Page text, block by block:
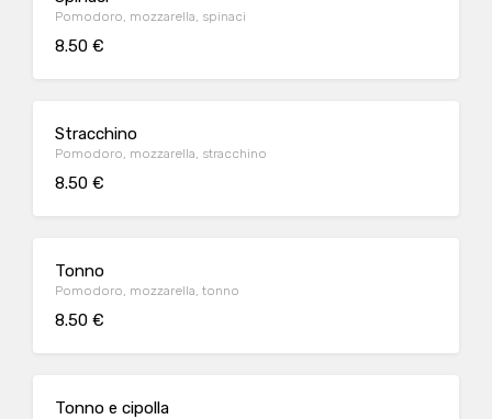
Pomodoro, mozzarella, spinaci
8.50 €
Stracchino
Pomodoro, mozzarella, stracchino
8.50 €
Tonno
Pomodoro, mozzarella, tonno
8.50 €
Tonno e cipolla